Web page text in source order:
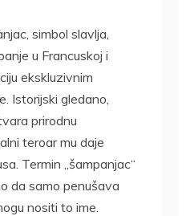
simbol slavlja,
u Francuskoj i
ekskluzivnim
Istorijski gledano,
prirodnu
teroar mu daje
Termin „šampanjac“
da samo penušava
nositi to ime.